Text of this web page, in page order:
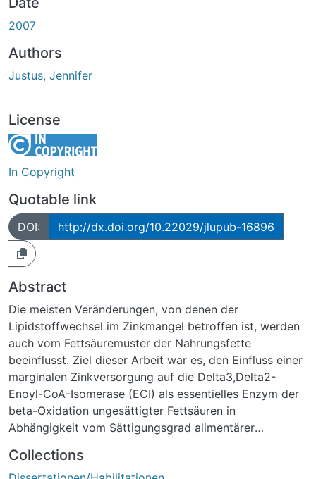
2007
Authors
Justus, Jennifer
License
In Copyright
Quotable link
DOI: http://dx.doi.org/10.22029/jlupub-16896
Abstract
Die meisten Veränderungen, von denen der
Lipidstoffwechsel im Zinkmangel betroffen ist, werden
auch vom Fettsäuremuster der Nahrungsfette
beeinflusst. Ziel dieser Arbeit war es, den Einfluss einer
marginalen Zinkversorgung auf die Delta3,Delta2-
Enoyl-CoA-Isomerase (ECI) als essentielles Enzym der
beta-Oxidation ungesättigter Fettsäuren in
Abhängigkeit vom Sättigungsgrad alimentärer
Gleichzeitig sollten zinkmangelbedingte Veränderungen
Collections